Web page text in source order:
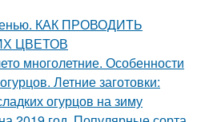
КАК ПРОВОДИТЬ
ЦВЕТОВ
многолетние. Особенности
Летние заготовки:
огурцов на зиму